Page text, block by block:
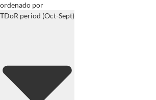
ordenado por
TDoR period (Oct-Sept)